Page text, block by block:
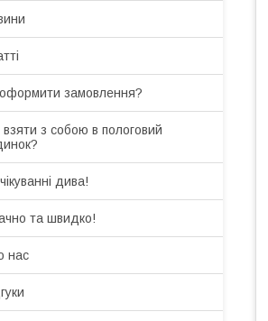
замовлення?
з собою в пологовий
дива!
та швидко!
нас